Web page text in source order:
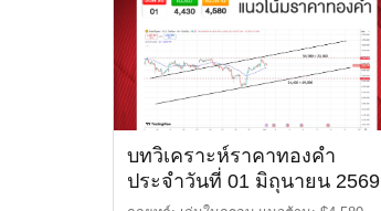
บทวิเคราะห์ราคาทองคำ
ประจำวันที่ 01 มิถุนายน 2569